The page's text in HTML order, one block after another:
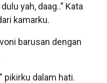
yah, daag..” Kata
kamarku.
barusan dengan
pikirku dalam hati.